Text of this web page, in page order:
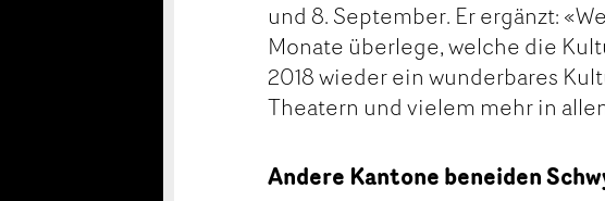
und 8. September. Er ergänzt:
Monate überlege, welche die
2018 wieder ein wunderbares
Theatern und vielem mehr in
Andere Kantone beneiden